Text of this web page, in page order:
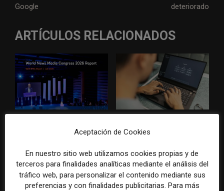
Google
deteriorado
ARTÍCULOS RELACIONADOS
principales estrategias de los
de ingresos y los cambios de
consumo
IA en redacciones, productos
Aceptación de Cookies
En nuestro sitio web utilizamos cookies propias y de
terceros para finalidades analíticas mediante el análisis del
tráfico web, para personalizar el contenido mediante sus
preferencias y con finalidades publicitarias. Para más